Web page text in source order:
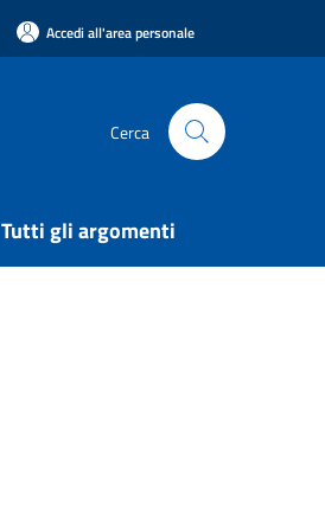
Accedi all'area personale
Cerca
Tutti gli argomenti